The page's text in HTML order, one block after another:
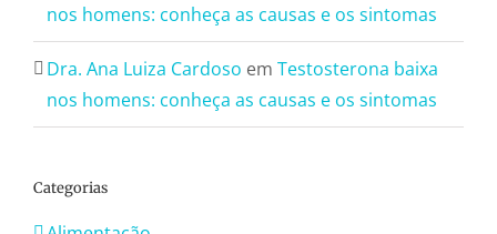
nos homens: conheça as causas e os sintomas
Dra. Ana Luiza Cardoso em Testosterona baixa
nos homens: conheça as causas e os sintomas
Categorias